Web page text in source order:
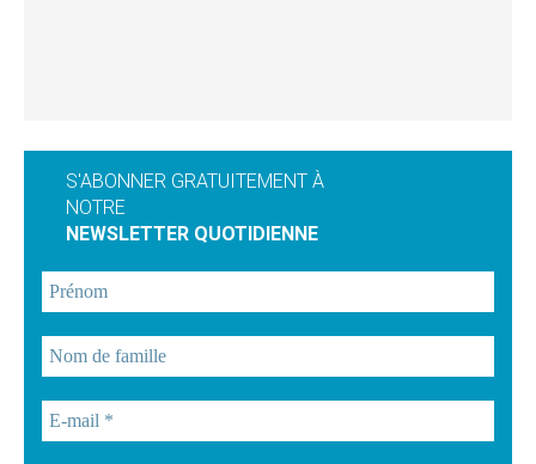
S'ABONNER GRATUITEMENT À
NOTRE
NEWSLETTER QUOTIDIENNE